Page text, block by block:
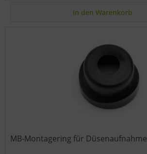
In den Warenkorb
MB-Montagering für Düsenaufnahme